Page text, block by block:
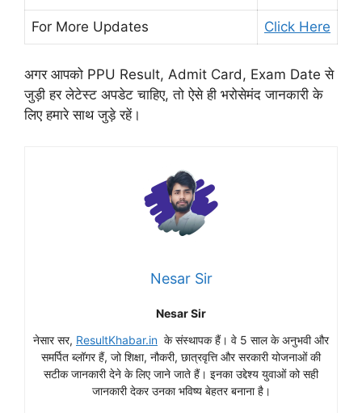
For More Updates Click Here
अगर आपको PPU Result, Admit Card, Exam Date से
जुड़ी हर लेटेस्ट अपडेट चाहिए, तो ऐसे ही भरोसेमंद जानकारी के
लिए हमारे साथ जुड़े रहें।
Nesar Sir
Nesar Sir
नेसार सर, ResultKhabar.in के संस्थापक हैं। वे 5 साल के अनुभवी और
समर्पित ब्लॉगर हैं, जो शिक्षा, नौकरी, छात्रवृत्ति और सरकारी योजनाओं की
सटीक जानकारी देने के लिए जाने जाते हैं। इनका उद्देश्य युवाओं को सही
जानकारी देकर उनका भविष्य बेहतर बनाना है।